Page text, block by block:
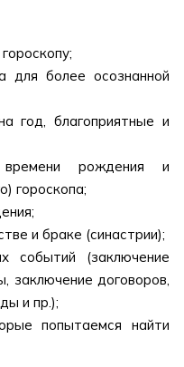
для более осознанной
год, благоприятные и
рождения и
гороскопа;
и браке (синастрии);
событий (заключение
заключение договоров,
и пр.);
попытаемся найти